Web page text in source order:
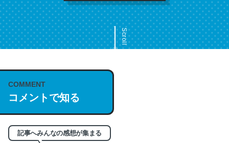
Scroll
COMMENT
コメントで知る
記事へみんなの感想が集まる
これは名文。彼はとてもクレバーなんだろうなと凄く思
う。英語少しでも読める人は原文もお勧め。自分はこの流
─今のこの状況が信じられるかい？ by ラーズ・ヌートバー